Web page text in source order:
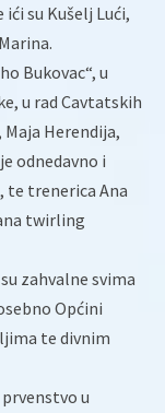
su Kušelj Lući,
Bukovac“, u
u rad Cavtatskih
Herendija,
odnedavno i
te trenerica Ana
twirling
zahvalne svima
Općini
te divnim
u